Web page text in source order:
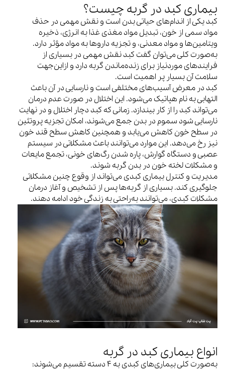
بیماری کبد در گربه چیست؟
کبد یکی از اندام‌های حیاتی بدن است و نقش مهمی در حذف
مواد سمی از خون، تبدیل مواد مغذی غذا به انرژی، ذخیره
ویتامین‌ها و مواد معدنی، و تجزیه داروها به مواد مؤثر دارد.
به‌صورت کلی می‌توان گفت کبد نقش مهمی در بسیاری از
فرایندهای موردنیاز برای زنده‌ماندن گربه دارد و ازاین‌جهت
سلامت آن بسیار پر اهمیت است.
کبد در معرض آسیب‌های مختلفی است و نارسایی در آن باعث
التهابی به نام هپاتیک می‌شود. این اختلال در صورت عدم درمان
می‌تواند کبد را از کار بیندازد. زمانی که کبد دچار اختلال و در نهایت
نارسایی شود سموم در بدن جمع می‌شوند، امکان تجزیه پروتئین
در سطح خون کاهش می‌یابد و همچنین کاهش سطح قند خون
نیز رخ می‌دهد. این موارد می‌توانند باعث مشکلاتی در سیستم
عصبی و دستگاه گوارش، پاره شدن رگ‌های خونی، تجمع مایعات
و مشکلات لخته خون در بدن گربه شوند.
مدیریت و کنترل بیماری کبدی می‌تواند از وقوع چنین مشکلاتی
جلوگیری کند. بسیاری از گربه‌ها پس از تشخیص و آغاز درمان
مشکلات کبدی، می‌توانند به‌راحتی به زندگی خود ادامه دهند.
انواع بیماری کبد در گربه
به‌صورت کلی بیماری‌های کبدی به ۴ دسته تقسیم می‌شوند: